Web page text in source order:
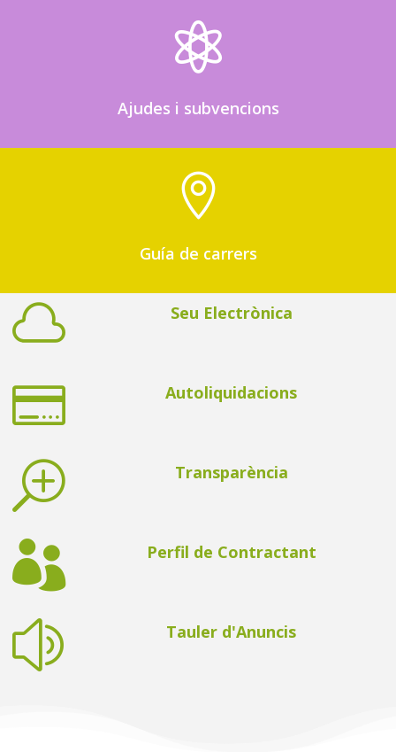

Ajudes i subvencions

Guía de carrers
 Seu Electrònica
 Autoliquidacions
T Transparència
 Perfil de Contractant
z Tauler d'Anuncis